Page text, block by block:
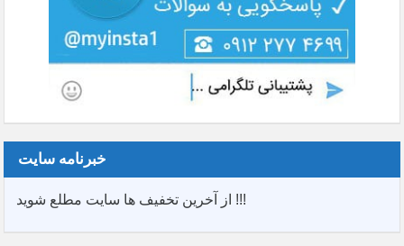
خبرنامه سایت
از آخرین تخفیف ها سایت مطلع شوید !!!